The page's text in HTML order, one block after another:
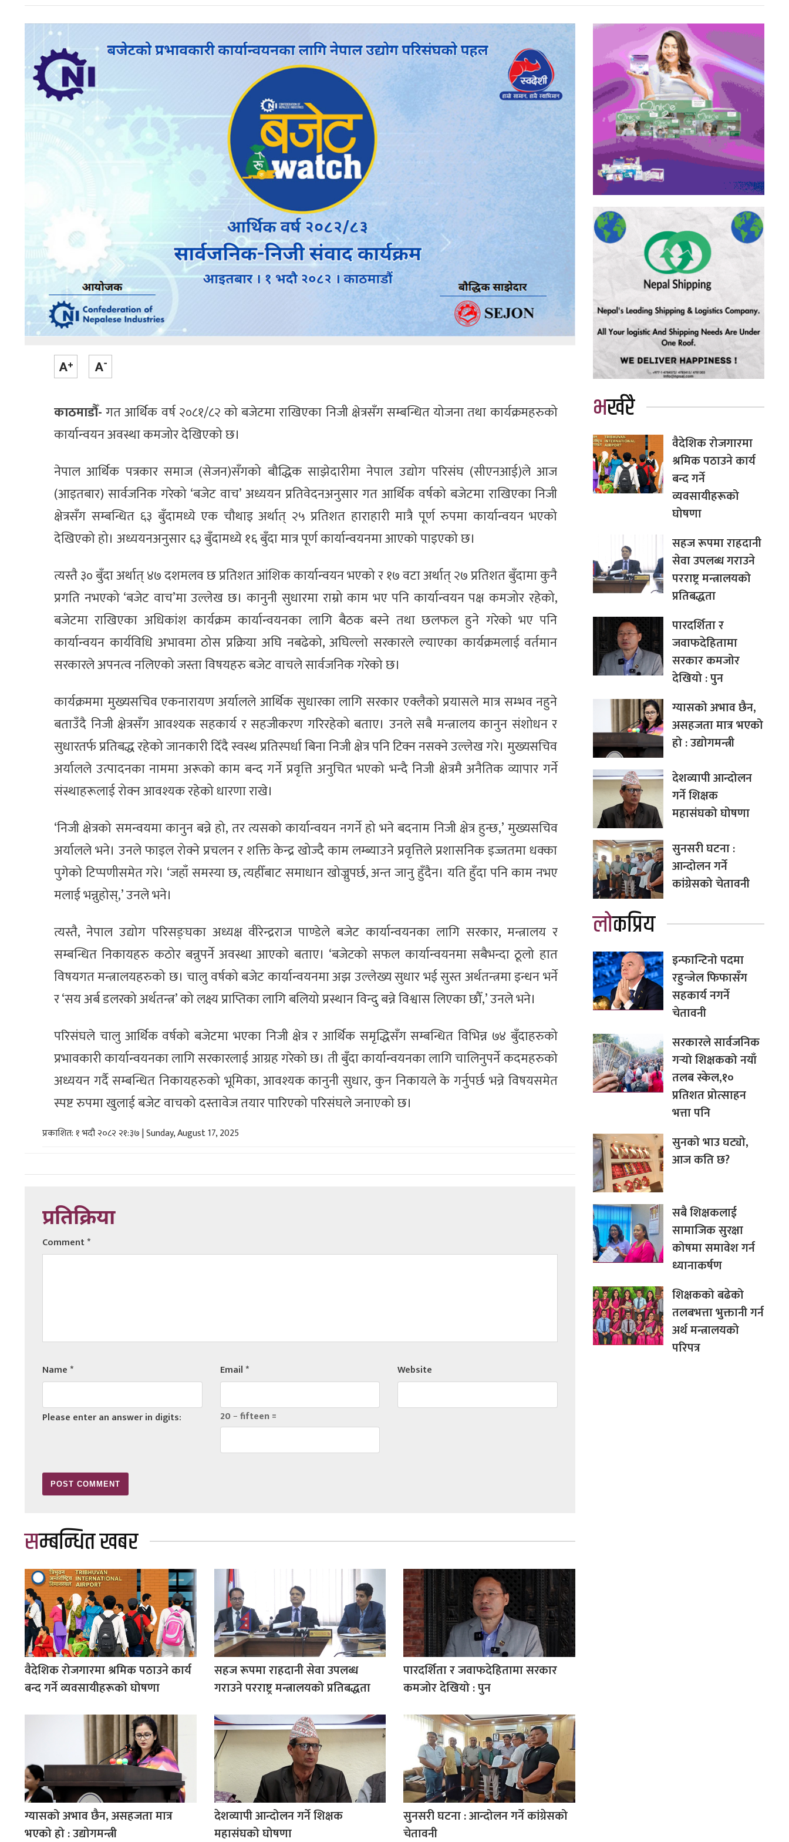
काठमाडौँ-गत आर्थिक वर्ष २०८१/८२ को बजेटमा राखिएका निजी क्षेत्रसँग सम्बन्धित योजना तथा कार्यक्रमहरुको
कार्यान्वयन अवस्था कमजोर देखिएको छ।
नेपाल आर्थिक पत्रकार समाज (सेजन)सँगको बौद्धिक साझेदारीमा नेपाल उद्योग परिसंघ (सीएनआई)ले आज
(आइतबार) सार्वजनिक गरेको ‘बजेट वाच’ अध्ययन प्रतिवेदनअनुसार गत आर्थिक वर्षको बजेटमा राखिएका निजी
क्षेत्रसँग सम्बन्धित ६३ बुँदामध्ये एक चौथाइ अर्थात् २५ प्रतिशत हाराहारी मात्रै पूर्ण रुपमा कार्यान्वयन भएको
देखिएको हो। अध्ययनअनुसार ६३ बुँदामध्ये १६ बुँदा मात्र पूर्ण कार्यान्वयनमा आएको पाइएको छ।
त्यस्तै ३० बुँदा अर्थात् ४७ दशमलव छ प्रतिशत आंशिक कार्यान्वयन भएको र १७ वटा अर्थात् २७ प्रतिशत बुँदामा कुनै
प्रगति नभएको ‘बजेट वाच’मा उल्लेख छ। कानुनी सुधारमा राम्रो काम भए पनि कार्यान्वयन पक्ष कमजोर रहेको,
बजेटमा राखिएका अधिकांश कार्यक्रम कार्यान्वयनका लागि बैठक बस्ने तथा छलफल हुने गरेको भए पनि
कार्यान्वयन कार्यविधि अभावमा ठोस प्रक्रिया अघि नबढेको, अघिल्लो सरकारले ल्याएका कार्यक्रमलाई वर्तमान
सरकारले अपनत्व नलिएको जस्ता विषयहरु बजेट वाचले सार्वजनिक गरेको छ।
कार्यक्रममा मुख्यसचिव एकनारायण अर्यालले आर्थिक सुधारका लागि सरकार एक्लैको प्रयासले मात्र सम्भव नहुने
बताउँदै निजी क्षेत्रसँग आवश्यक सहकार्य र सहजीकरण गरिरहेको बताए। उनले सबै मन्त्रालय कानुन संशोधन र
सुधारतर्फ प्रतिबद्ध रहेको जानकारी दिँदै स्वस्थ प्रतिस्पर्धा बिना निजी क्षेत्र पनि टिक्न नसक्ने उल्लेख गरे। मुख्यसचिव
अर्यालले उत्पादनका नाममा अरूको काम बन्द गर्ने प्रवृत्ति अनुचित भएको भन्दै निजी क्षेत्रमै अनैतिक व्यापार गर्ने
संस्थाहरूलाई रोक्न आवश्यक रहेको धारणा राखे।
‘निजी क्षेत्रको समन्वयमा कानुन बन्ने हो, तर त्यसको कार्यान्वयन नगर्ने हो भने बदनाम निजी क्षेत्र हुन्छ,’ मुख्यसचिव
अर्यालले भने। उनले फाइल रोक्ने प्रचलन र शक्ति केन्द्र खोज्दै काम लम्ब्याउने प्रवृत्तिले प्रशासनिक इज्जतमा धक्का
पुगेको टिप्पणीसमेत गरे। ‘जहाँ समस्या छ, त्यहीँबाट समाधान खोज्नुपर्छ, अन्त जानु हुँदैन। यति हुँदा पनि काम नभए
मलाई भन्नुहोस्,’ उनले भने।
त्यस्तै, नेपाल उद्योग परिसङ्घका अध्यक्ष वीरेन्द्रराज पाण्डेले बजेट कार्यान्वयनका लागि सरकार, मन्त्रालय र
सम्बन्धित निकायहरु कठोर बन्नुपर्ने अवस्था आएको बताए। ‘बजेटको सफल कार्यान्वयनमा सबैभन्दा ठूलो हात
विषयगत मन्त्रालयहरुको छ। चालु वर्षको बजेट कार्यान्वयनमा अझ उल्लेख्य सुधार भई सुस्त अर्थतन्त्रमा इन्धन भर्ने
र ‘सय अर्ब डलरको अर्थतन्त्र’ को लक्ष्य प्राप्तिका लागि बलियो प्रस्थान विन्दु बन्ने विश्वास लिएका छौँ,’ उनले भने।
परिस‌ंघले चालु आर्थिक वर्षको बजेटमा भएका निजी क्षेत्र र आर्थिक समृद्धिसँग सम्बन्धित विभिन्न ७४ बुँदाहरुको
प्रभावकारी कार्यान्वयनका लागि सरकारलाई आग्रह गरेको छ। ती बुँदा कार्यान्वयनका लागि चालिनुपर्ने कदमहरुको
अध्ययन गर्दै सम्बन्धित निकायहरुको भूमिका, आवश्यक कानुनी सुधार, कुन निकायले के गर्नुपर्छ भन्ने विषयसमेत
स्पष्ट रुपमा खुलाई बजेट वाचको दस्तावेज तयार पारिएको परिसंघले जनाएको छ।
प्रकाशित: १ भदौ २०८२ २१:३७ | Sunday, August 17, 2025
प्रतिक्रिया
Comment*
Name* Email* Website
Please enter an answer in digits: 20 − fifteen =
सम्बन्धित खबर
वैदेशिक रोजगारमा श्रमिक पठाउने कार्य
बन्द गर्ने व्यवसायीहरूको घोषणा
सहज रूपमा राहदानी सेवा उपलब्ध
गराउने परराष्ट्र मन्त्रालयको प्रतिबद्धता
पारदर्शिता र जवाफदेहितामा सरकार
कमजोर देखियो : पुन
ग्यासको अभाव छैन, असहजता मात्र
भएको हो : उद्योगमन्त्री
देशव्यापी आन्दोलन गर्ने शिक्षक
महासंघको घोषणा
सुनसरी घटना : आन्दोलन गर्ने कांग्रेसको
चेतावनी
भर्खरै
वैदेशिक रोजगारमा
श्रमिक पठाउने कार्य
बन्द गर्ने
व्यवसायीहरूको
घोषणा
सहज रूपमा राहदानी
सेवा उपलब्ध गराउने
परराष्ट्र मन्त्रालयको
प्रतिबद्धता
पारदर्शिता र
जवाफदेहितामा
सरकार कमजोर
देखियो : पुन
ग्यासको अभाव छैन,
असहजता मात्र भएको
हो : उद्योगमन्त्री
देशव्यापी आन्दोलन
गर्ने शिक्षक
महासंघको घोषणा
सुनसरी घटना :
आन्दोलन गर्ने
कांग्रेसको चेतावनी
लोकप्रिय
इन्फान्टिनो पदमा
रहुन्जेल फिफासँग
सहकार्य नगर्ने
चेतावनी
सरकारले सार्वजनिक
गर्‍यो शिक्षकको नयाँ
तलब स्केल,१०
प्रतिशत प्रोत्साहन
भत्ता पनि
सुनको भाउ घट्यो,
आज कति छ?
सबै शिक्षकलाई
सामाजिक सुरक्षा
कोषमा समावेश गर्न
ध्यानाकर्षण
शिक्षकको बढेको
तलबभत्ता भुक्तानी गर्न
अर्थ मन्त्रालयको
परिपत्र